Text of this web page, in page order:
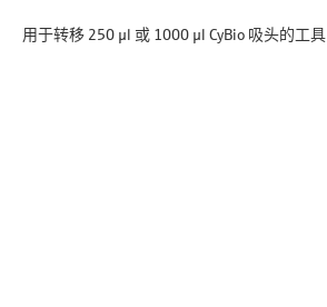
用于转移 250 µl 或 1000 µl CyBio 吸头的工具